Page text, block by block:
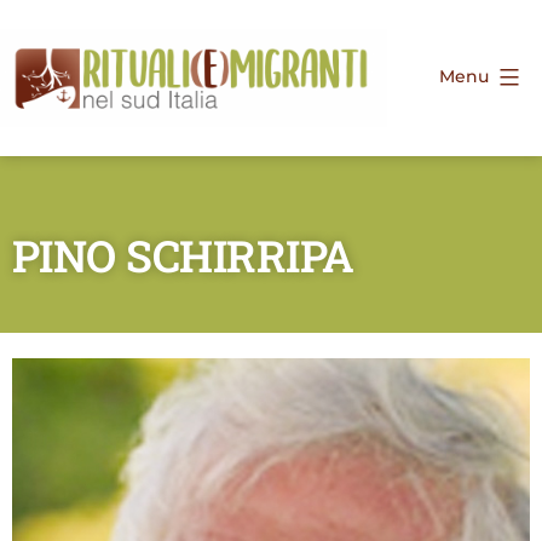
Menu
PINO SCHIRRIPA